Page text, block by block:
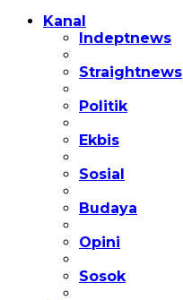
Kanal
Indeptnews
Straightnews
Politik
Ekbis
Sosial
Budaya
Opini
Sosok